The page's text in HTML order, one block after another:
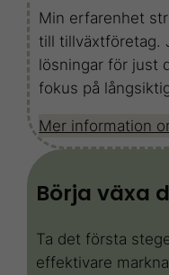
Min erfarenhet
till tillväxtföretag.
lösningar för just
fokus på
Mer information
Börja växa
Ta det första
effektivare